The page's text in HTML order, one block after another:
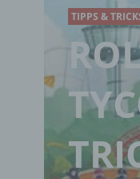
TIPPS &